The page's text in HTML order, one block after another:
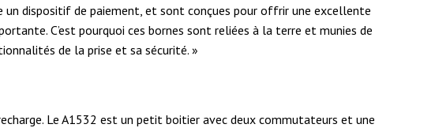
un dispositif de paiement, et sont conçues pour offrir une excellente
C’est pourquoi ces bornes sont reliées à la terre et munies de
de la prise et sa sécurité. »
Le A1532 est un petit boitier avec deux commutateurs et une